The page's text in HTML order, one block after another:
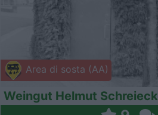
Area di sosta (AA)
Weingut Helmut Schreieck